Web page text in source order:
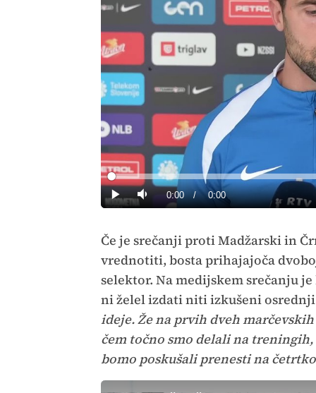
PredvajajTiho Current
0:00 / Duration
0:00
Loaded:
0%
Če je srečanji proti Madžarski in
vrednotiti, bosta prihajajoča
selektor. Na medijskem srečanju
ni želel izdati niti izkušeni
ideje. Že na prvih dveh
čem točno smo delali na
bomo poskušali prenesti na